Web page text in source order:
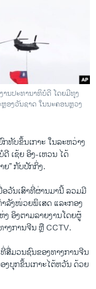
ານປະທານາທິບໍດີ ໂດຍມີທຸງ
ອງວັນຊາດ ໃນນະຄອນຫຼວງ
ທັບຂຶ້ນເກາະ ໃນລະຫວ່າງ
ເຊ້ຍ ອິງ-ເຫວນ ໄດ້
” ກັບປັກກິ່ງ.
ວັນເສົາທີ່ຜ່ານມານີ້ ລວມມີ
ລັງໜ່ວຍພິເສດ ແລະກອງ
ອິງຕາມລາຍງານໂດຍຜູ້
ງການຈີນ ຫຼື CCTV.
ສື່ມວນຊົນຂອງທາງການຈີນ
ບຸກຂຶ້ນເກາະໄຕ້ຫວັນ ດ້ວຍ